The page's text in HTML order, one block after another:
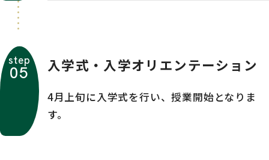
step
05 入学式・入学オリエンテーション
4月上旬に入学式を行い、授業開始となりま
す。